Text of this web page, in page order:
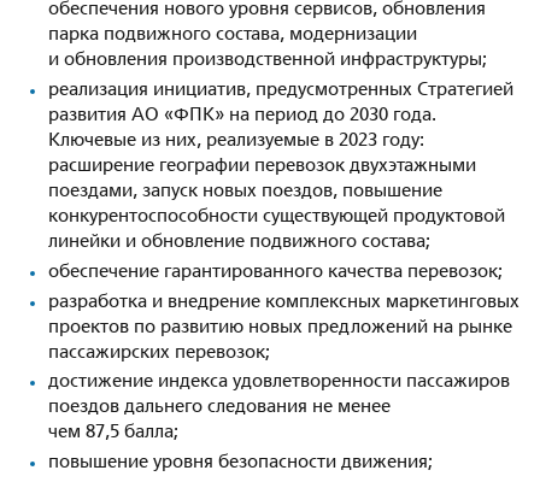
обеспечения нового уровня сервисов, обновления
парка подвижного состава, модернизации
и обновления производственной инфраструктуры;
реализация инициатив, предусмотренных Стратегией
развития АО «ФПК» на период до 2030 года.
Ключевые из них, реализуемые в 2023 году:
расширение географии перевозок двухэтажными
поездами, запуск новых поездов, повышение
конкурентоспособности существующей продуктовой
линейки и обновление подвижного состава;
обеспечение гарантированного качества перевозок;
разработка и внедрение комплексных маркетинговых
проектов по развитию новых предложений на рынке
пассажирских перевозок;
достижение индекса удовлетворенности пассажиров
поездов дальнего следования не менее
чем 87,5 балла;
повышение уровня безопасности движения;